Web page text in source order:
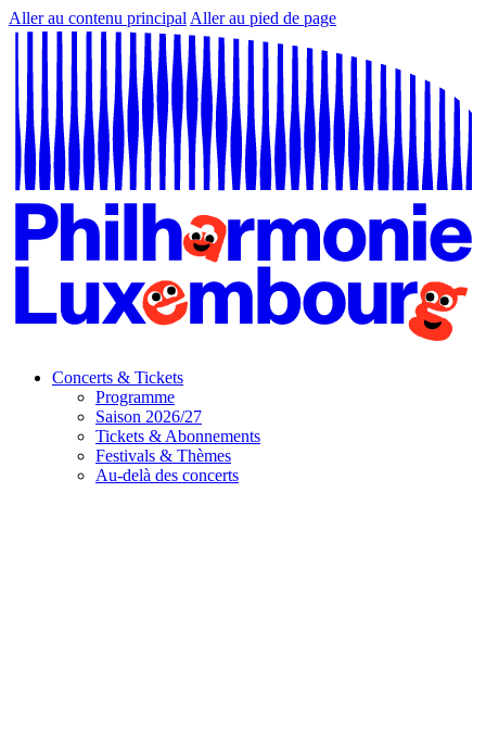
Aller au contenu principal Aller au pied de page
Concerts & Tickets
Programme
Saison 2026/27
Tickets & Abonnements
Festivals & Thèmes
Au-delà des concerts